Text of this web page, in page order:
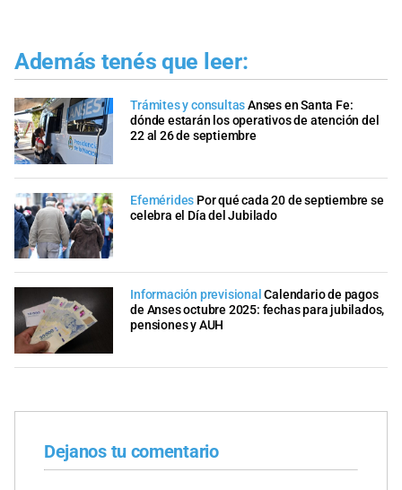
Además tenés que leer:
Trámites y consultasAnses en Santa Fe:
dónde estarán los operativos de atención del
22 al 26 de septiembre
Efemérides Por qué cada 20 de septiembre se
celebra el Día del Jubilado
Información previsional Calendario de pagos
de Anses octubre 2025: fechas para jubilados,
pensiones y AUH
Dejanos tu comentario